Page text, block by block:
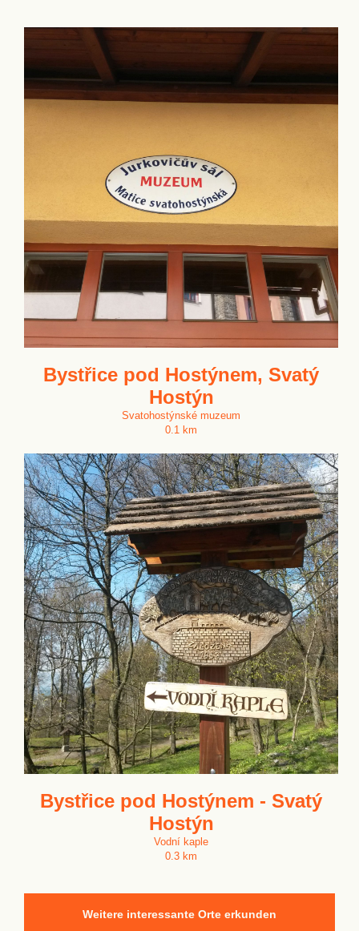
Bystřice pod Hostýnem, Svatý
Hostýn
Svatohostýnské muzeum
0.1 km
Bystřice pod Hostýnem - Svatý
Hostýn
Vodní kaple
0.3 km
Weitere interessante Orte erkunden